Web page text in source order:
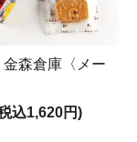
）・3日（水）
させていただい
金森倉庫〈メー
込1,620円)